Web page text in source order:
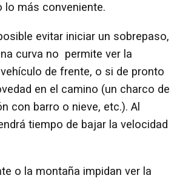
lo más conveniente.
evitar iniciar un sobrepaso,
curva no permite ver la
de frente, o si de pronto
en el camino (un charco de
con barro o nieve, etc.). Al
tiempo de bajar la velocidad
o la montaña impidan ver la